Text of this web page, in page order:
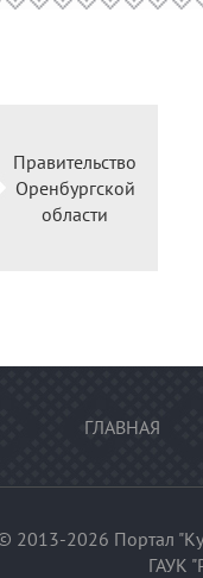
Правительство
Оренбургской
области
ГЛАВНАЯ
2013-2026 Портал
ГАУК